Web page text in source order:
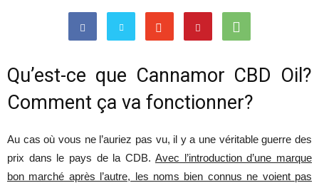
en
et
Qu’est-ce que Cannamor CBD Oil?
Comment ça va fonctionner?
Au cas où vous ne l’auriez pas vu, il y a une véritable guerre des
prix dans le pays de la CDB. Avec l’introduction d’une marque
bon marché après l’autre, les noms bien connus ne voient pas